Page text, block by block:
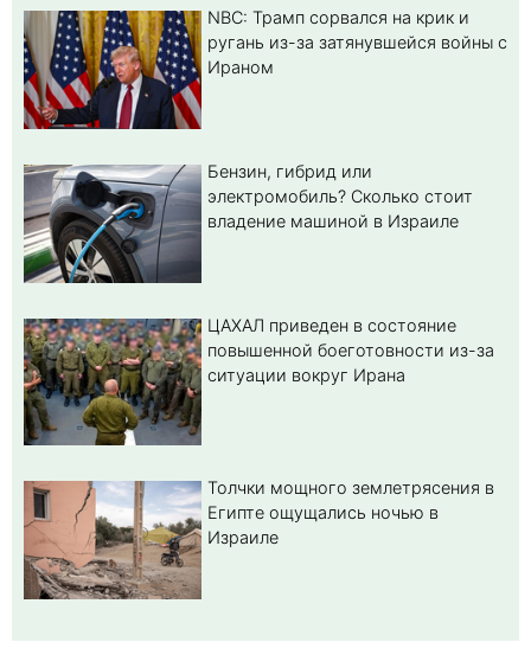
NBC: Трамп сорвался на крик и
ругань из-за затянувшейся войны с
Ираном
Бензин, гибрид или
электромобиль? Cколько стоит
владение машиной в Израиле
ЦАХАЛ приведен в состояние
повышенной боеготовности из-за
ситуации вокруг Ирана
Толчки мощного землетрясения в
Египте ощущались ночью в
Израиле